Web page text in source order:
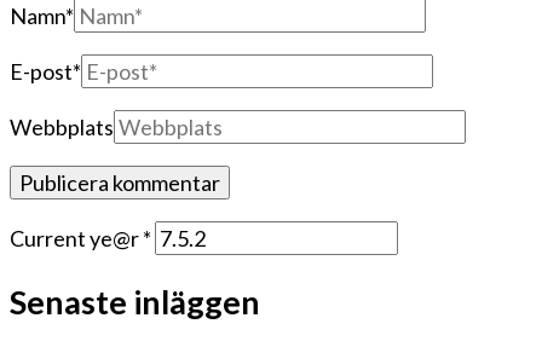
Namn*
E-post*
Webbplats
Current ye@r*
Senaste inläggen